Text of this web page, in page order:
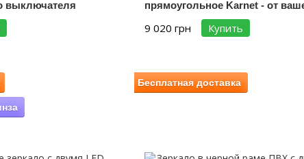
выключателя
прямоугольное Karnet - от
выключателя #kf
9 020 грн Купить
Бесплатная доставка